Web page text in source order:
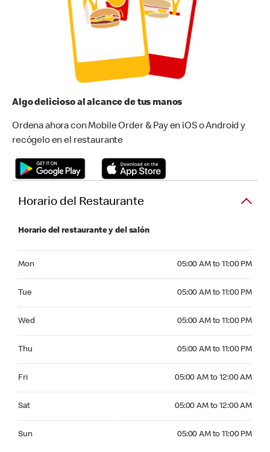
Algo delicioso al alcance de tus manos
Ordena ahora con Mobile Order & Pay en iOS o Android y
recógelo en el restaurante
Horario del Restaurante
Horario del restaurante y del salón
Mon 05:00 AM to 11:00 PM
Tue 05:00 AM to 11:00 PM
Wed 05:00 AM to 11:00 PM
Thu 05:00 AM to 11:00 PM
Fri 05:00 AM to 12:00 AM
Sat 05:00 AM to 12:00 AM
Sun 05:00 AM to 11:00 PM